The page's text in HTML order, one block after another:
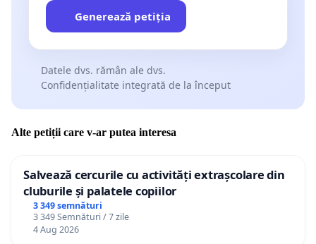
Generează petiția
Datele dvs. rămân ale dvs.
Confidențialitate integrată de la început
Alte petiții care v-ar putea interesa
Salvează cercurile cu activități extrașcolare din
cluburile și palatele copiilor
3 349 semnături
3 349 Semnături / 7 zile
4 Aug 2026